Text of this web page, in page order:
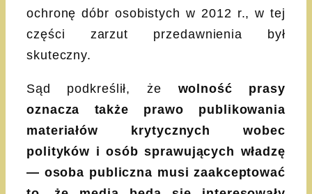
ochronę dóbr osobistych w 2012 r., w tej
części zarzut przedawnienia był
skuteczny.
Sąd podkreślił, że wolność prasy
oznacza także prawo publikowania
materiałów krytycznych wobec
polityków i osób sprawujących władzę
— osoba publiczna musi zaakceptować